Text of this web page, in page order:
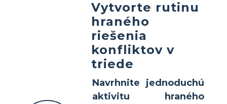
Vytvorte rutinu
hraného
riešenia
konfliktov v
triede
Navrhnite jednoduchú
aktivitu hraného